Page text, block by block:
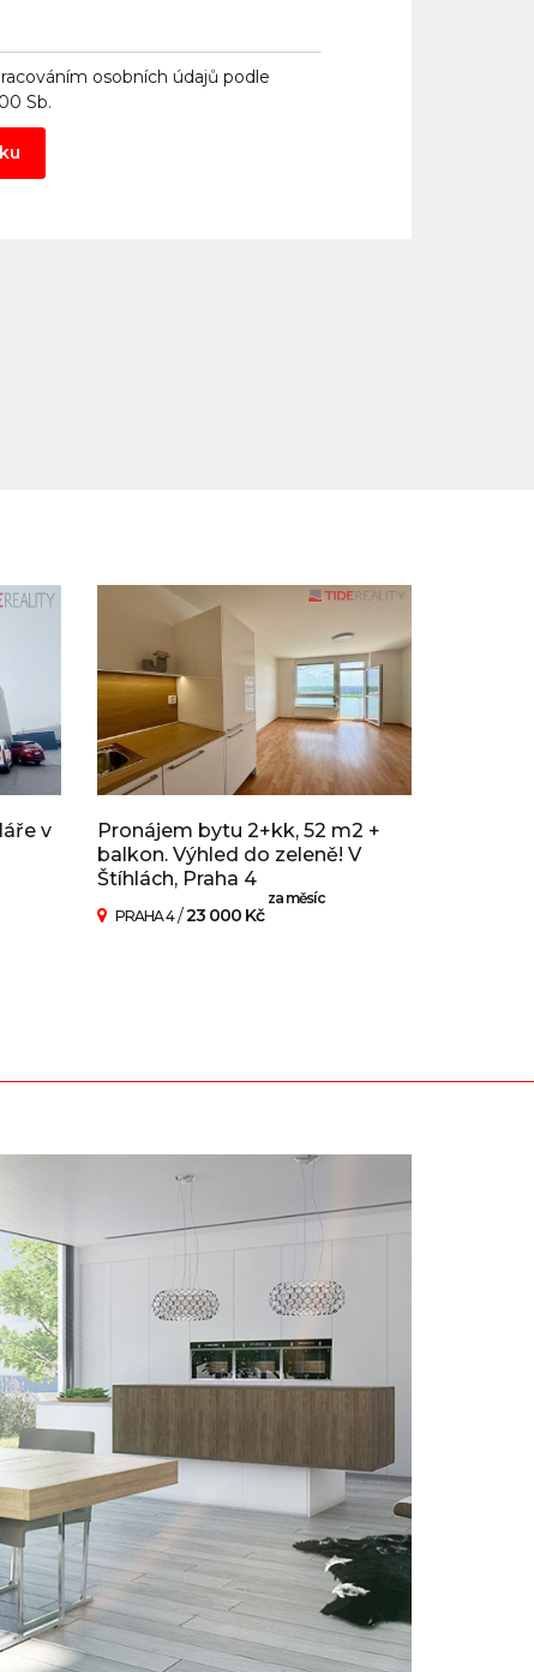
osobních údajů podle
Sb.
v
Pronájem bytu 2+kk, 52 m2 +
balkon. Výhled do zeleně! V
Štíhlách, Praha 4
PRAHA 4/23 000 Kč
za měsíc